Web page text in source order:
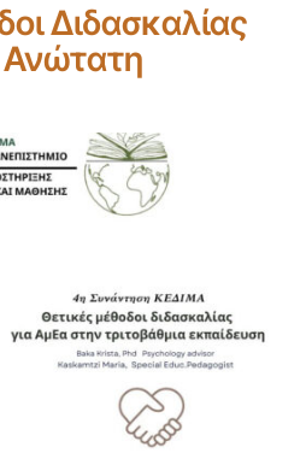
Διδασκαλίας
Ανώτατη